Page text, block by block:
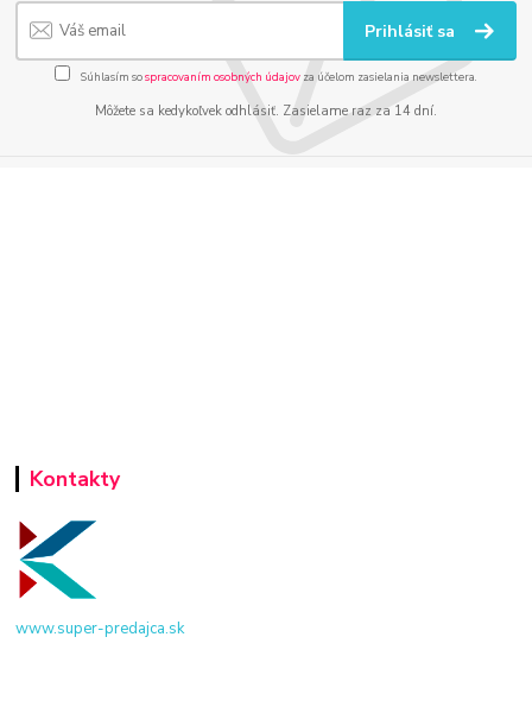
Prihlásiť sa
Súhlasím sospracovaním osobných údajov za účelom zasielania newslettera.
Môžete sa kedykoľvek odhlásiť. Zasielame raz za 14 dní.
Kontakty
www.super-predajca.sk